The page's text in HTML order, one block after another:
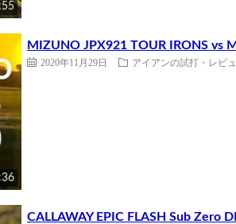
MIZUNO JPX921 TOUR IRONS vs
2020年11月29日 アイアンの試打・レビ
CALLAWAY EPIC FLASH Sub Zero